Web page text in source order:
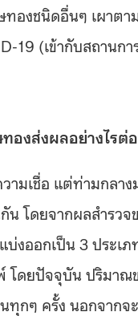
ทองชนิดอื่นๆ เผาต
19 (เข้ากับสถานก
องส่งผลอย่างไรต่อ
วามเชื่อ แต่ท่ามกล
น โดยจากผลสำรวจ
งออกเป็น 3 ประ
ดยปัจจุบัน ปริมาณ
ทุกๆ ครั้ง นอกจาก